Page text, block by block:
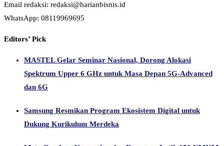
Email redaksi: redaksi@harianbisnis.id
WhatsApp: 08119969695
Editors’ Pick
MASTEL Gelar Seminar Nasional, Dorong Alokasi
Spektrum Upper 6 GHz untuk Masa Depan 5G-Advanced
dan 6G
Samsung Resmikan Program Ekosistem Digital untuk
Dukung Kurikulum Merdeka